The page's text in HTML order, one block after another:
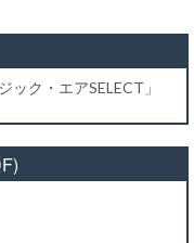
ク・エアSELECT」